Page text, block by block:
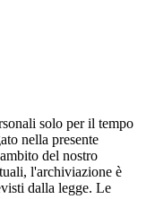
solo per il tempo
nella presente
del nostro
l'archiviazione è
dalla legge. Le